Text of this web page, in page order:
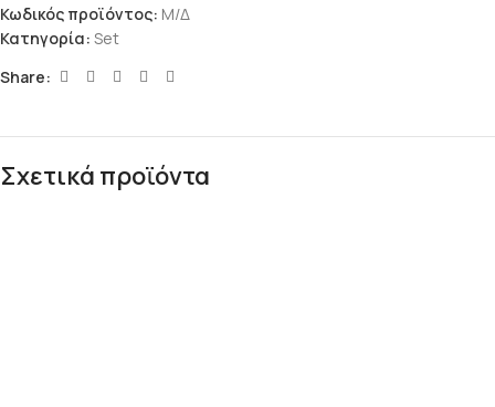
Κωδικός προϊόντος: Μ/Δ
Κατηγορία: Set
Share:
Σχετικά προϊόντα